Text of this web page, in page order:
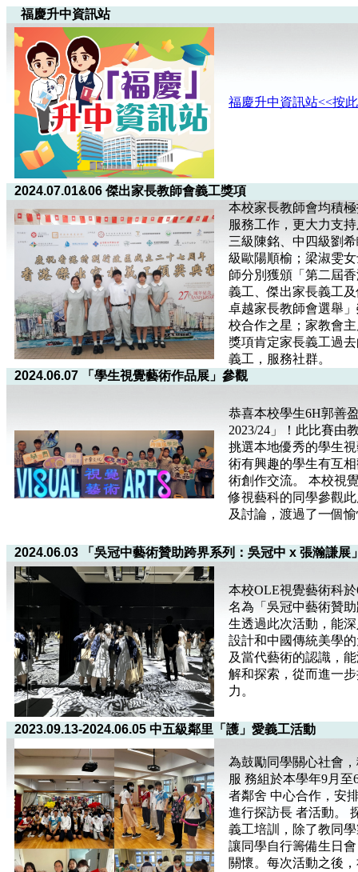
福慶升中資訊站
福慶升中資訊站<<按
2024.07.01&06 傑出家長教師會義工獎項
本校家長教師會均積
服務工作，更大力支
三級陳銘、中四級劉
級歐陽順榆；梁淑雯
師分別獲頒「第二屆
義工、傑出家長義工
卓越家長教師會選舉
校合作之星；家教會
獎項肯定家長義工過
義工，服務社群。
2024.06.07 「學生視覺藝術作品展」參觀
恭喜本校學生6H郭善
2023/24」！此比賽由
挑選本地優秀的學生
術有興趣的學生有互
術創作交流。 本校視
修視藝科的同學參觀
及討論，渡過了一個
2024.06.03 「吳冠中藝術贊助跨界系列：吳冠中 x 張瀚謙展
本校OLE視覺藝術科
名為「吳冠中藝術贊
生透過此次活動，能
設計和中國傳統美學
及當代藝術的認識，
解和探索，從而進一
力。
2023.09.13-2024.06.05 中五級鄰里「護」愛義工活動
為鼓勵同學關心社會
服 務組於本學年9月
者鄰舍 中心合作，安
進行探訪長 者活動。
義工培訓，除了教同
讓同學自行籌備生日
關懷。每次活動之後